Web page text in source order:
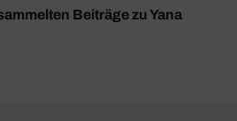
Beiträge zu Yana